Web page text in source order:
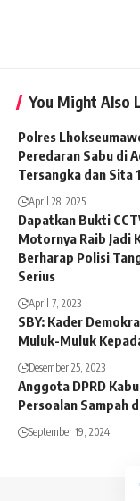
You Might Also
Polres
Peredaran Sabu di
Tersangka dan Sita
April 28, 2025
Dapatkan Bukti
Motornya Raib Jadi
Berharap Polisi
Serius
April 7, 2023
SBY: Kader
Muluk-Muluk
Desember 25, 2023
Anggota DPRD
Persoalan Sampah
September 19, 2024